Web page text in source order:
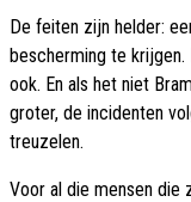
De feiten zijn helder:
bescherming te
ook. En als het niet
groter, de incidenten
treuzelen.
Voor al die mensen die